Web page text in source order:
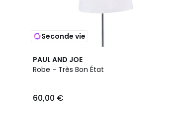
Seconde vie
PAUL AND JOE
Robe - Très Bon État
60,00 €